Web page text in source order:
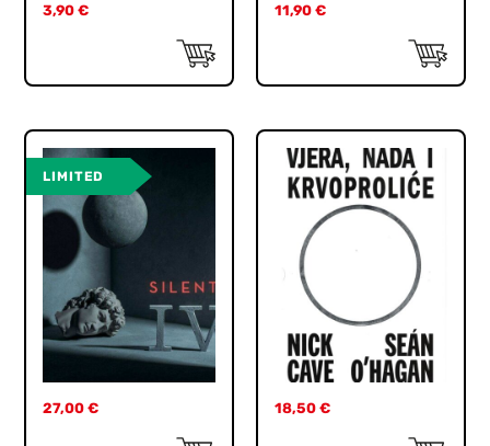
3,90€ 11,90 €
LIMITED
27,00€ 18,50 €